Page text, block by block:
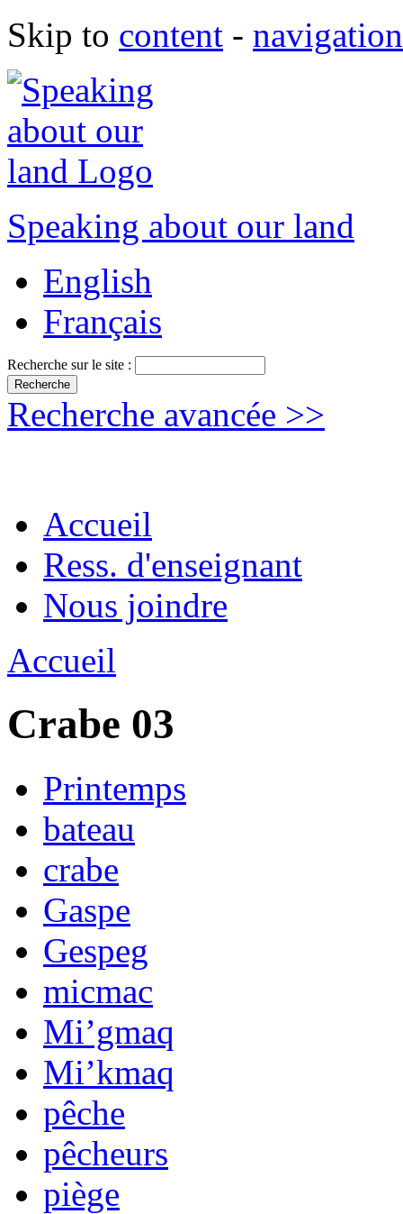
Skip to content - navigation
Speaking about our land
English
Français
Recherche sur le site :
Recherche avancée >>
Accueil
Ress. d'enseignant
Nous joindre
Accueil
Crabe 03
Printemps
bateau
crabe
Gaspe
Gespeg
micmac
Mi’gmaq
Mi’kmaq
pêche
pêcheurs
piège